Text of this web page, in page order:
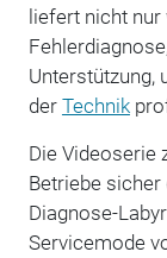
liefert nicht
Unterstützung,
der Technik
Die Videoserie
Betriebe sicher
Diagnose-
Servicemode